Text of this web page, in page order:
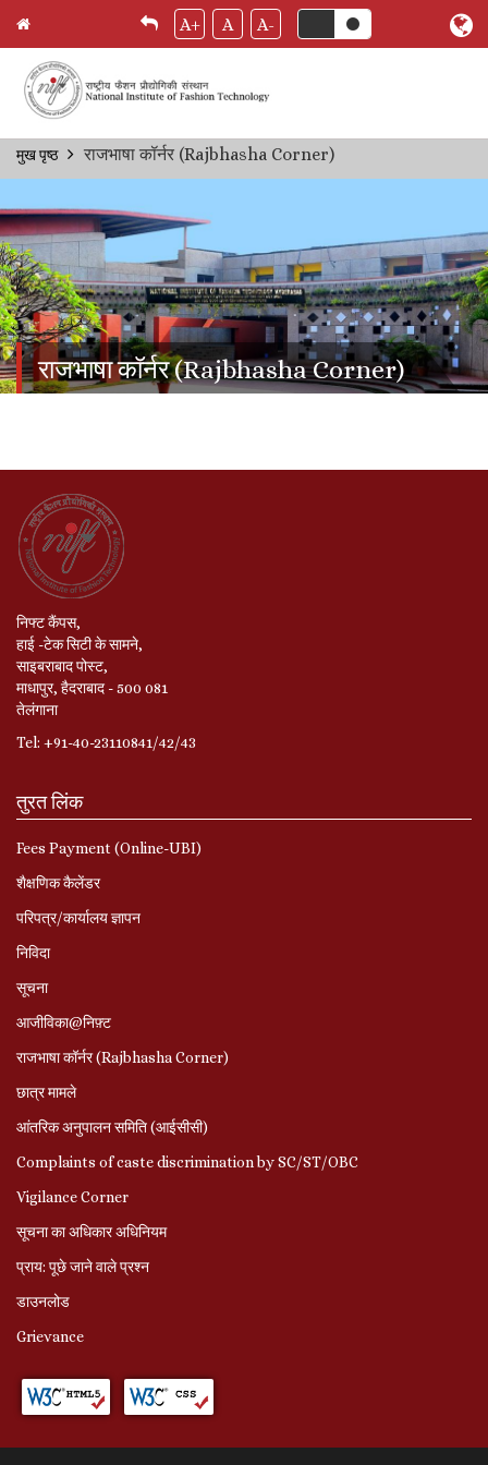
Skip
content
A+ A A-
Breadcrumb
मुख पृष्ठ राजभाषा कॉर्नर (Rajbhasha Corner)
राजभाषा कॉर्नर (Rajbhasha Corner)
निफ्ट कैंपस,
हाई -टेक सिटी के सामने,
साइबराबाद पोस्ट,
माधापुर, हैदराबाद - 500 081
तेलंगाना
Tel: +91-40-23110841/42/43
तुरत लिंक
Fees Payment (Online-UBI)
शैक्षणिक कैलेंडर
परिपत्र/कार्यालय ज्ञापन
निविदा
सूचना
आजीविका@निफ़्ट
राजभाषा कॉर्नर (Rajbhasha Corner)
छात्र मामले
आंतरिक अनुपालन समिति (आईसीसी)
Complaints of caste discrimination by SC/ST/OBC
Vigilance Corner
सूचना का अधिकार अधिनियम
प्राय: पूछे जाने वाले प्रश्‍न
डाउनलोड
Grievance